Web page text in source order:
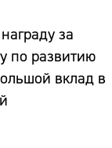
за
по развитию
вклад в